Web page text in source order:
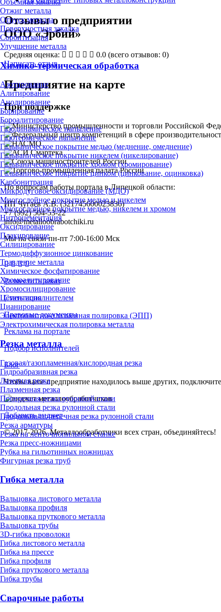
Отжиг металла
Отпуск металла
Поверхностная закалка
Сорбитизация
Улучшение металла
Химико-термическая обработка
Азотирование
Алитирование
Анодирование
Борирование
Бороалитирование
Газодинамическое напыление
Газотермическое напыление
Гальваническое покрытие медью (меднение, омеднение)
Гальваническое покрытие никелем (никелирование)
Гальваническое покрытие хромом (хромирование)
Гальваническое покрытие цинком (цинкование, оцинковка)
Карбонитрация
Микродуговое оксидирование (МДО)
Многослойное покрытие медью и никелем
Многослойное покрытие медью, никелем и хромом
Нитроцементация
Оксидирование
Плакирование
Силицирование
Термодиффузионное цинкование
Травление металла
Химическое фосфатирование
Хромоалитирование
Хромосилицирование
Цементация
Цианирование
Электролитно-плазменная полировка (ЭПП)
Электрохимическая полировка металла
Резка металла
Газовая/газопламенная/кислородная резка
Гидроабразивная резка
Лазерная резка
Плазменная резка
Поперечная резка рулонной стали
Продольная резка рулонной стали
Продольно-поперечная резка рулонной стали
Резка арматуры
Резка на ленточнопильном станке
Резка пресс-ножницами
Рубка на гильотинных ножницах
Фигурная резка труб
Гибка металла
Вальцовка листового металла
Вальцовка профиля
Вальцовка пруткового металла
Вальцовка трубы
3D-гибка проволоки
Гибка листового металла
Гибка на прессе
Гибка профиля
Гибка пруткового металла
Гибка трубы
Сварочные работы
Отзывы о предприятии
ООО «Эрбий»
Средняя оценка: 0.0 (всего отзывов: 0)
Написать отзыв
Предприятие на карте
При поддержке
По вопросам работы портала в Липецкой области:
ИП Чугаев А.В. (321745600023836)
+7 (992) 504-53-22
info@metalloobrabotchiki.ru
Мы на связи пн-пт 7:00-16:00 Мск
Разместить заказ
Стать исполнителем
Правовые документы
Реклама на портале
Подбор исполнителей
Блог
Чтобы ваше предприятие находилось выше других,
Добавить виджет
© 2017-2026. Металлообработчики всех стран, объединяйтесь!